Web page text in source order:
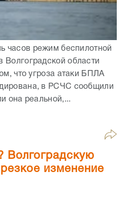
часов режим беспилотной
Волгоградской области
что угроза атаки БПЛА
в РСЧС сообщили
она реальной,...
Волгоградскую
изменение